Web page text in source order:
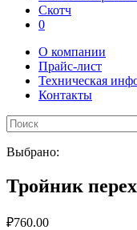
Скотч
0
О компании
Прайс-лист
Техническая
Контакты
Выбрано:
Тройник
₽760.00